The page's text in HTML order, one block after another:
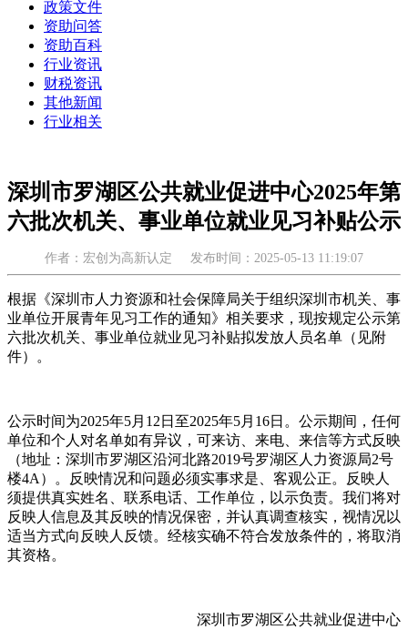
政策文件
资助问答
资助百科
行业资讯
财税资讯
其他新闻
行业相关
深圳市罗湖区公共就业促进中心2025年第
六批次机关、事业单位就业见习补贴公示
作者：宏创为高新认定 发布时间：2025-05-13 11:19:07
根据《深圳市人力资源和社会保障局关于组织深圳市机关、事
业单位开展青年见习工作的通知》相关要求，现按规定公示第
六批次机关、事业单位就业见习补贴拟发放人员名单（见附
件）。
公示时间为2025年5月12日至2025年5月16日。公示期间，任何
单位和个人对名单如有异议，可来访、来电、来信等方式反映
（地址：深圳市罗湖区沿河北路2019号罗湖区人力资源局2号
楼4A）。反映情况和问题必须实事求是、客观公正。反映人
须提供真实姓名、联系电话、工作单位，以示负责。我们将对
反映人信息及其反映的情况保密，并认真调查核实，视情况以
适当方式向反映人反馈。经核实确不符合发放条件的，将取消
其资格。
深圳市罗湖区公共就业促进中心